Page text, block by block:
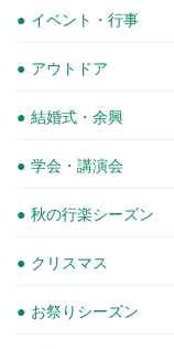
イベント・行事
アウトドア
結婚式・余興
学会・講演会
秋の行楽シーズン
クリスマス
お祭りシーズン